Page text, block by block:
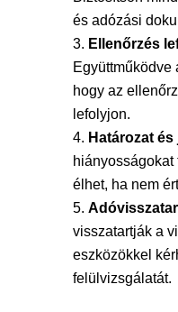
és adózási
Ellenőrzés
Együttműködve
hogy az
lefolyjon.
Határozat
hiányosságokat
élhet, ha nem
visszatartják a
eszközökkel
felülvizsgálatát.